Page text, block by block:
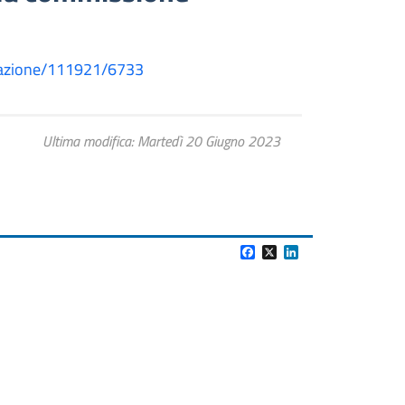
111921/6733
Ultima modifica Martedì 20 Giugno 2023
Facebook
X